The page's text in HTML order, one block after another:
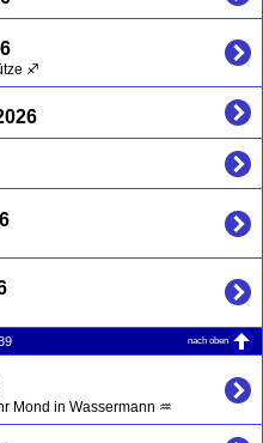
♐
nach oben
Mond in Wassermann ♒